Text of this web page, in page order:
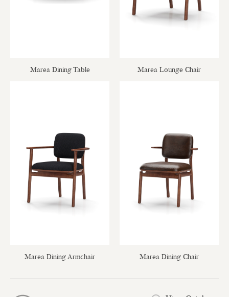
Marea Dining Table Marea Lounge Chair
Marea Dining Armchair Marea Dining Chair